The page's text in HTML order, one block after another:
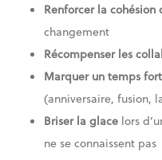
Renforcer la cohésion
changement
Récompenser les
Marquer un temps fort
(anniversaire, fusion,
Briser la glace lors
ne se connaissent pas